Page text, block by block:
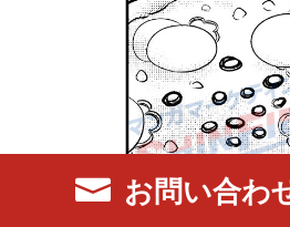
お問い合わ